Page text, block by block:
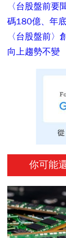
〈台股盤前
碼180億、年
〈台股盤前
向上趨勢不變
你可能